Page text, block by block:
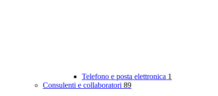
Telefono e posta elettronica 1
Consulenti e collaboratori 89